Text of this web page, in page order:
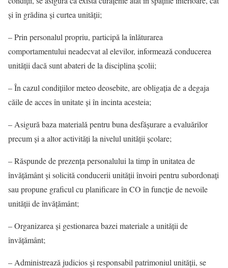
şi în grădina şi curtea unității;
– Prin personalul propriu, participă la înlăturarea
comportamentului neadecvat al elevilor, informează conducerea
unității dacă sunt abateri de la disciplina şcolii;
– În cazul condiţiilor meteo deosebite, are obligaţia de a degaja
căile de acces în unitate şi în incinta acesteia;
– Asigură baza materială pentru buna desfăşurare a evaluărilor
precum şi a altor activităţi la nivelul unităţii şcolare;
– Răspunde de prezenţa personalului la timp în unitatea de
învățământ şi solicită conducerii unității învoiri pentru subordonaţi
sau propune graficul cu planificare în CO în funcţie de nevoile
unității de învățământ;
– Organizarea şi gestionarea bazei materiale a unităţii de
învăţământ;
– Administrează judicios şi responsabil patrimoniul unității, se